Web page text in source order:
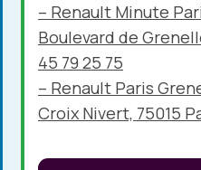
– Renault Minute
Boulevard de
45 79 25 75
– Renault Paris
Croix Nivert, 75015